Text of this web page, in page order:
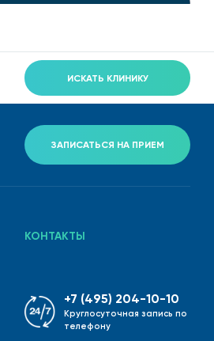
ИСКАТЬ КЛИНИКУ
ЗАПИСАТЬСЯ НА ПРИЕМ
КОНТАКТЫ
+7 (495) 204-10-10
Круглосуточная запись по
телефону